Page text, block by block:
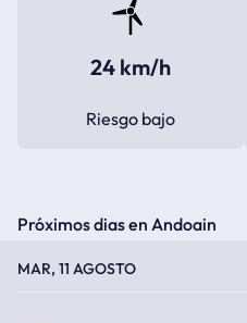
24 km/h
Riesgo bajo
Próximos dias en Andoain
MAR, 11 AGOSTO